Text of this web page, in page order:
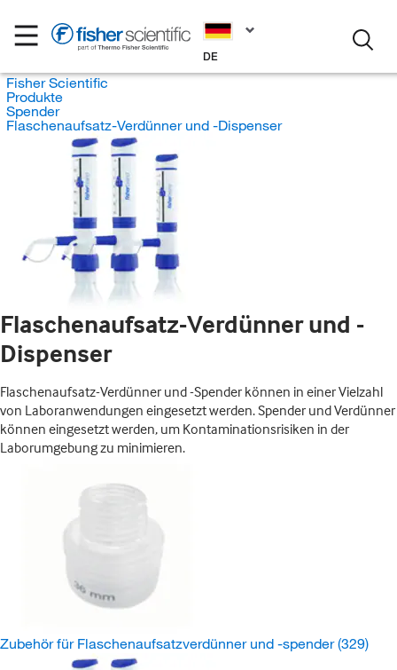
DE
Fisher Scientific
Produkte
Spender
Flaschenaufsatz-Verdünner und -Dispenser
Flaschenaufsatz-Verdünner und -
Dispenser
Flaschenaufsatz-Verdünner und -Spender können in einer Vielzahl
von Laboranwendungen eingesetzt werden. Spender und Verdünner
können eingesetzt werden, um Kontaminationsrisiken in der
Laborumgebung zu minimieren.
Zubehör für Flaschenaufsatzverdünner und -spender(329)